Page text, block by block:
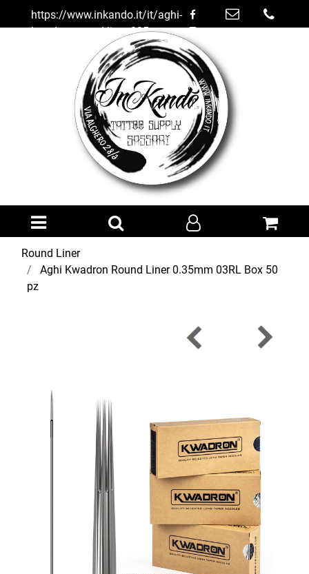
https://www.inkando.it/it/aghi-
kwadron-round-liner-035mm-
03rl-box-50-pz
Open menu
Round Liner
Aghi Kwadron Round Liner 0.35mm 03RL Box 50
pz